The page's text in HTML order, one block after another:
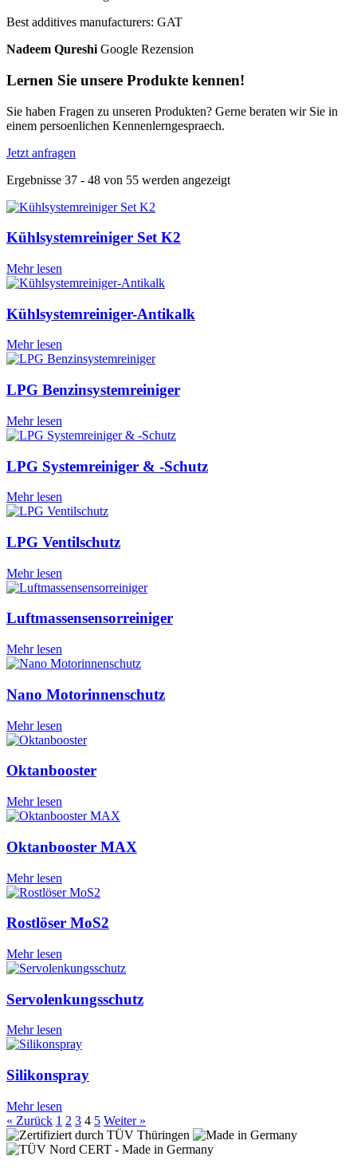
Best additives manufacturers: GAT
Nadeem Qureshi Google Rezension
Lernen Sie unsere Produkte kennen!
Sie haben Fragen zu unseren Produkten? Gerne beraten wir Sie in
einem persoenlichen Kennenlerngespraech.
Jetzt anfragen
Ergebnisse 37 - 48 von 55 werden angezeigt
Kühlsystemreiniger Set K2
Mehr lesen
Kühlsystemreiniger-Antikalk
Mehr lesen
LPG Benzinsystemreiniger
Mehr lesen
LPG Systemreiniger & -Schutz
Mehr lesen
LPG Ventilschutz
Mehr lesen
Luftmassensensorreiniger
Mehr lesen
Nano Motorinnenschutz
Mehr lesen
Oktanbooster
Mehr lesen
Oktanbooster MAX
Mehr lesen
Rostlöser MoS2
Mehr lesen
Servolenkungsschutz
Mehr lesen
Silikonspray
Mehr lesen
« Zurück 1 2 3 4 5 Weiter »